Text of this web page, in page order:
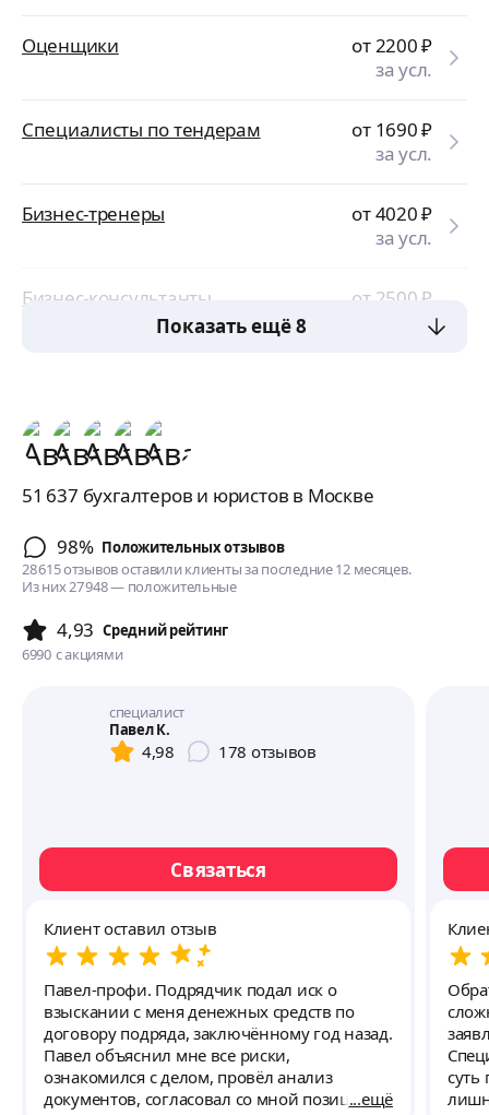
Оценщики от 2200₽
за усл.
Специалисты по тендерам от 1690₽
за усл.
Бизнес-тренеры от 4020₽
за усл.
Бизнес-консультанты от 2500₽
за усл.
Показать ещё 8
51 637 бухгалтеров и юристов в Москве
98% Положительных отзывов
28 615 отзывов оставили клиенты за последние 12 месяцев.
Из них 27 948 — положительные
4,93 Cредний рейтинг
6990 с акциями
специалист
Павел К.
4,98 178 отзывов
Связаться
Клиент оставил отзыв
Павел-профи. Подрядчик подал иск о
взыскании с меня денежных средств по
договору подряда, заключённому год назад.
Павел объяснил мне все риски,
ознакомился с делом, провёл анализ
документов, согласовал со мной позициюещё
суть